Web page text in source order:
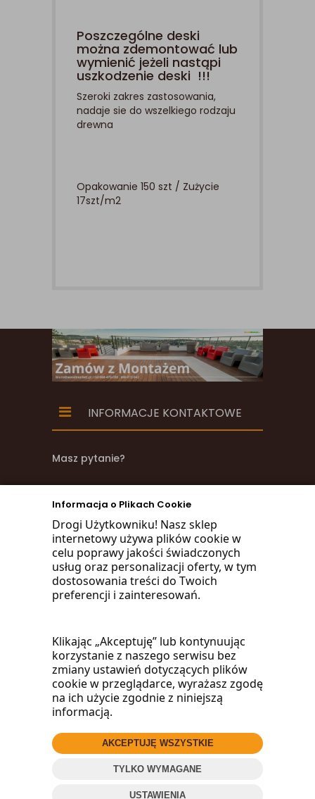
Informacja o Plikach Cookie
Drogi Użytkowniku! Nasz sklep
internetowy używa plików cookie w
celu poprawy jakości świadczonych
usług oraz personalizacji oferty, w tym
dostosowania treści do Twoich
preferencji i zainteresowań.
Klikając „Akceptuję” lub kontynuując
korzystanie z naszego serwisu bez
zmiany ustawień dotyczących plików
cookie w przeglądarce, wyrażasz zgodę
na ich użycie zgodnie z niniejszą
informacją.
AKCEPTUJĘ WSZYSTKIE
TYLKO WYMAGANE
USTAWIENIA
Poszczególne deski
można zdemontować lub
wymienić jeżeli nastąpi
uszkodzenie deski !!!
Szeroki zakres zastosowania,
nadaje sie do wszelkiego rodzaju
drewna
Opakowanie 150 szt / Zużycie
17szt/m2
INFORMACJE KONTAKTOWE
Masz pytanie?
zadzwoń
668 470 038
660 072 042
lub napisz:
biuro@woodmarket.pl
Facebook
Market.pl